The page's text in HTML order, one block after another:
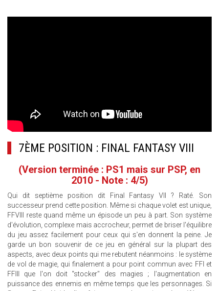
7ÈME POSITION : FINAL FANTASY VIII
(Version terminée : PS1 mais sur PSP, en
2010 - Note : 4/5)
Qui dit septième position dit Final Fantasy VII ? Raté. Son
successeur prend cette position. Même si chaque volet est unique,
FFVIII reste quand même un épisode un peu à part. Son système
d'évolution, complexe mais accrocheur, permet de briser l'équilibre
du jeu assez facilement pour ceux qui s'en donnent la peine. Je
garde un bon souvenir de ce jeu en général sur la plupart des
aspects, avec deux points qui me rebutent néanmoins : le système
de vol de magie, qui finalement a pour point commun avec FFI et
FFIII que l'on doit "stocker" des magies ; l'augmentation en
puissance des ennemis en même temps que les personnages. Si